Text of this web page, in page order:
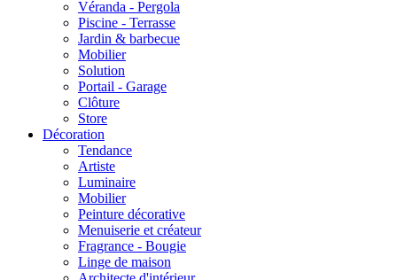
Véranda - Pergola
Piscine - Terrasse
Jardin & barbecue
Mobilier
Solution
Portail - Garage
Clôture
Store
Décoration
Tendance
Artiste
Luminaire
Mobilier
Peinture décorative
Menuiserie et créateur
Fragrance - Bougie
Linge de maison